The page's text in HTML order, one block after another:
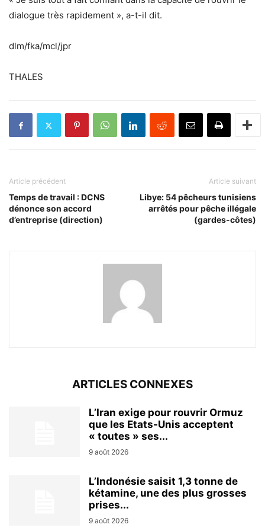
dialogue très rapidement », a-t-il dit.
dlm/fka/mcl/jpr
THALES
Article précédent
Temps de travail : DCNS
dénonce son accord
d’entreprise (direction)
Article suivant
Libye: 54 pêcheurs tunisiens
arrêtés pour pêche illégale
(gardes-côtes)
ARTICLES CONNEXES
L’Iran exige pour rouvrir Ormuz
que les Etats-Unis acceptent
« toutes » ses...
9 août 2026
L’Indonésie saisit 1,3 tonne de
kétamine, une des plus grosses
prises...
9 août 2026